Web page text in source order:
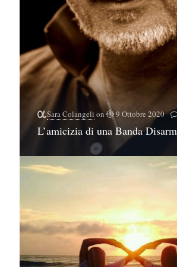
Sara Colangeli on 9 Ottobre 2020
L’amicizia di una Banda